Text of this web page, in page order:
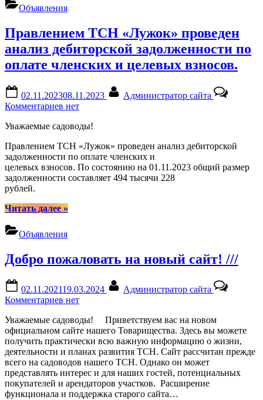
проводится
собрание
в
форме
заочного
голосования”
Объявления
Правлением ТСН «Лужок» проведен
анализ дебиторской задолженности по
оплате членских и целевых взносов.
on
02.11.202308.11.2023
Администратор сайта
Комментариев к
Правлением
«Лужок»
проведен
анализ
дебиторской
оплате
и
нет
Уважаемые садоводы!
Правлением ТСН «Лужок» проведен анализ дебиторской
задолженности по оплате членских и
целевых взносов. По состоянию на 01.11.2023 общий размер
задолженности составляет 494 тысячи 228
рублей.
Читать далее“Правлением
проведен
дебиторской
оплате
членских
целевых
взносов.”
»
Объявления
Добро пожаловать на новый сайт! ///
on
02.11.202119.03.2024
Администратор сайта
Комментариев к
Добро
пожаловать
на
новый
сайт!
///
нет
Уважаемые садоводы! Приветствуем вас на новом
официальном сайте нашего Товарищества. Здесь вы можете
получить практически всю важную информацию о жизни,
деятельности и планах развития ТСН. Сайт рассчитан прежде
всего на садоводов нашего ТСН. Однако он может
представлять интерес и для наших гостей, потенциальных
покупателей и арендаторов участков. Расширение
функционала и поддержка старого сайта…